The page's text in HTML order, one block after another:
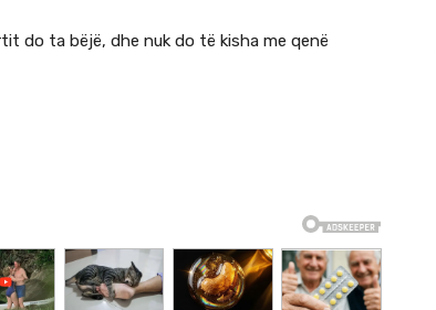
do ta bëjë, dhe nuk do të kisha me qenë